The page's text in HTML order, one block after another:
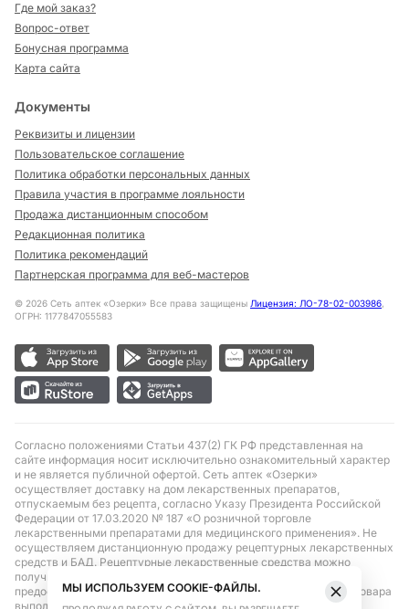
Где мой заказ?
Вопрос-ответ
Бонусная программа
Карта сайта
Документы
Реквизиты и лицензии
Пользовательское соглашение
Политика обработки персональных данных
Правила участия в программе лояльности
Продажа дистанционным способом
Редакционная политика
Политика рекомендаций
Партнерская программа для веб-мастеров
© 2026 Сеть аптек «Озерки» Все права защищены Лицензия: ЛО-78-02-003986,
ОГРН: 1177847055583
Согласно положениями Статьи 437(2) ГК РФ представленная на
сайте информация носит исключительно ознакомительный характер
и не является публичной офертой. Сеть аптек «Озерки»
осуществляет доставку на дом лекарственных препаратов,
отпускаемым без рецепта, согласно Указу Президента Российской
Федерации от 17.03.2020 № 187 «О розничной торговле
лекарственными препаратами для медицинского применения». Не
осуществляем дистанционную продажу рецептурных лекарственных
средств и БАД. Рецептурные лекарственные средства можно
получить только при помощи самовывоза в аптеке при
предоставлении рецепта, выписанного врачом. Бронирование товара
выполняется при условиях последующего выкупа заказа в
МЫ ИСПОЛЬЗУЕМ COOKIE-ФАЙЛЫ.